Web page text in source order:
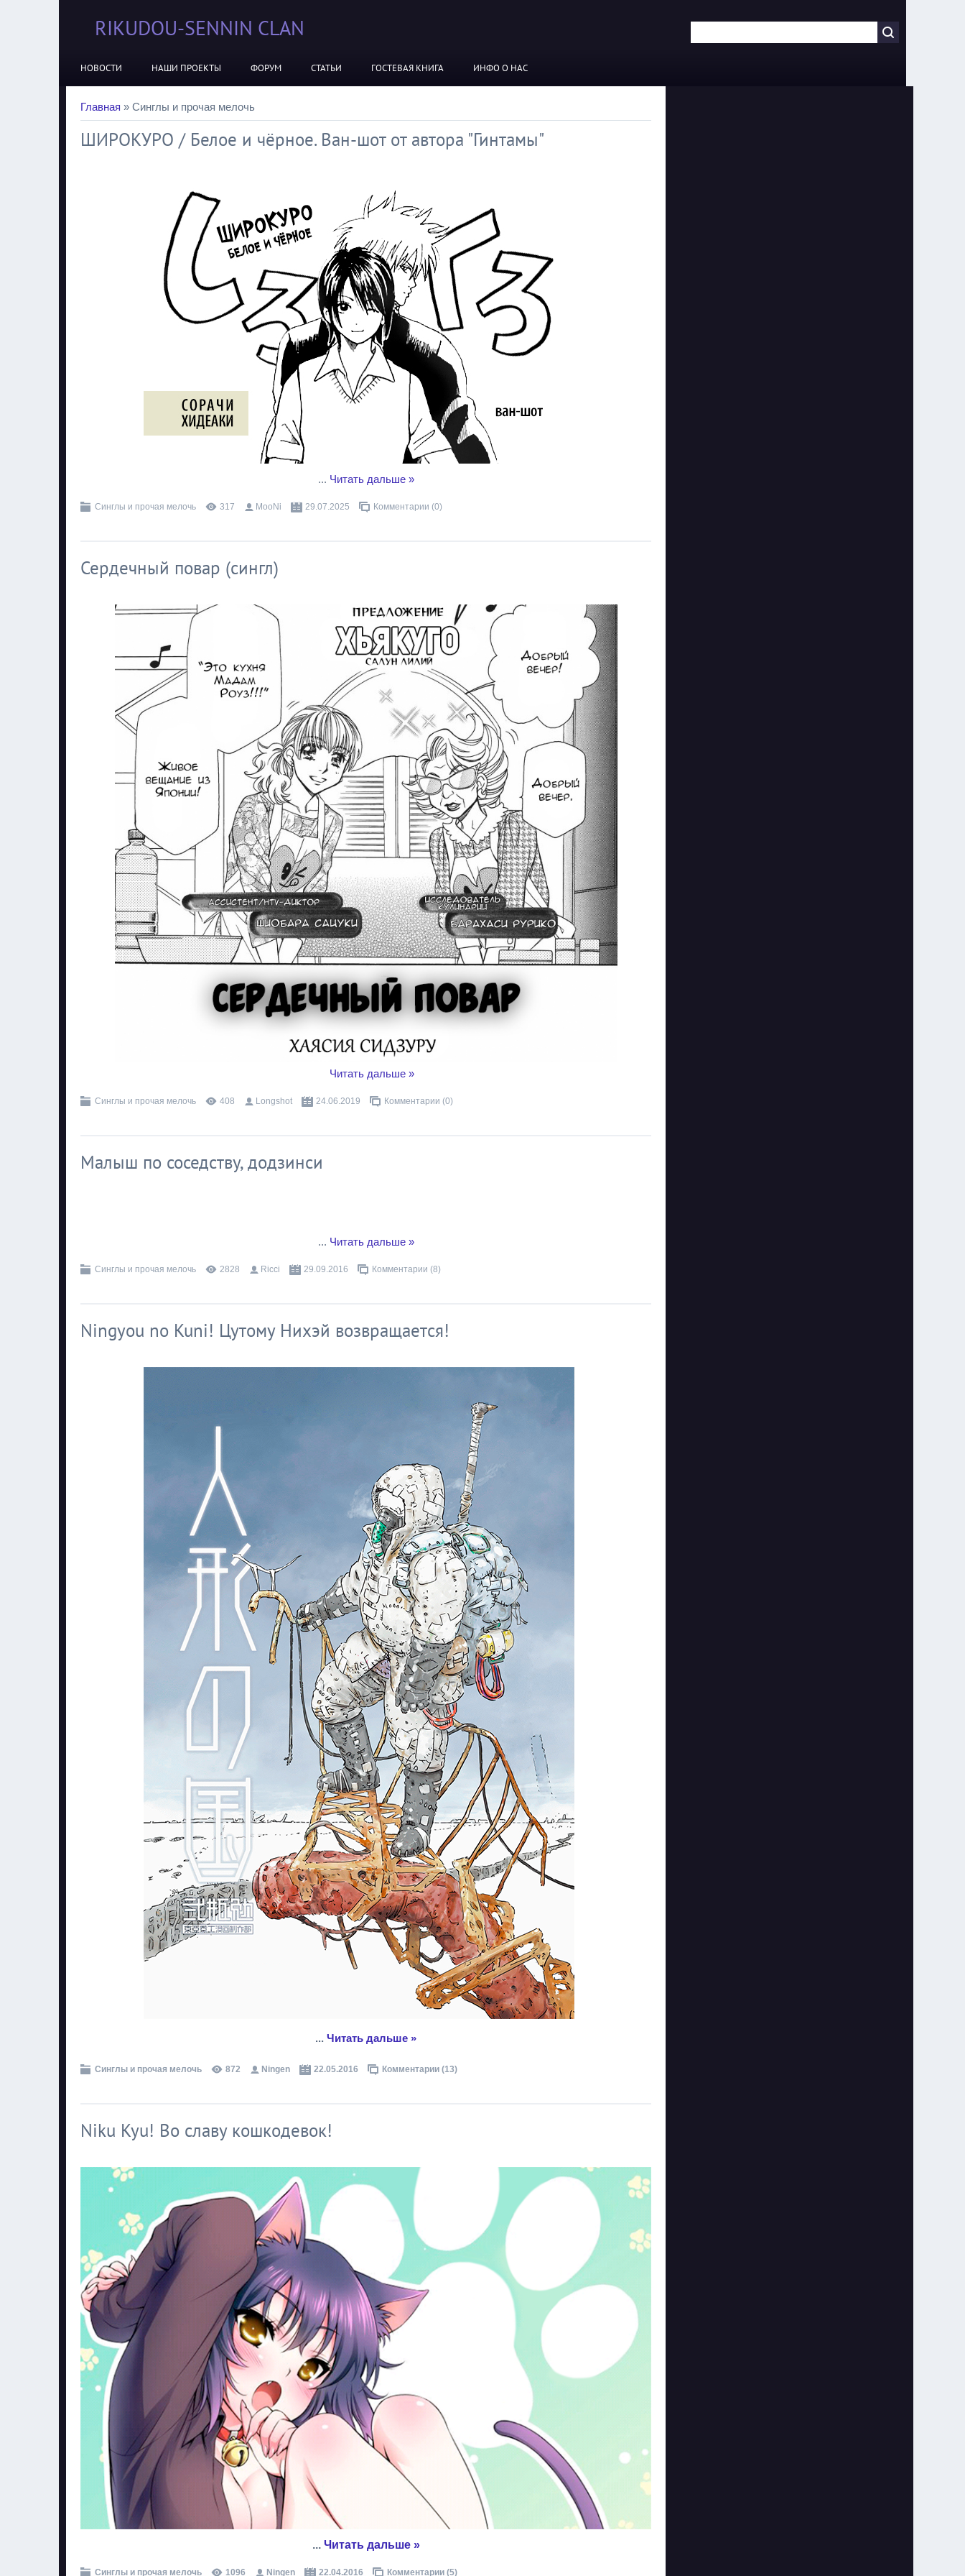
RIKUDOU-SENNIN CLAN
НОВОСТИ НАШИ ПРОЕКТЫ ФОРУМ СТАТЬИ ГОСТЕВАЯ КНИГА ИНФО О НАС
Главная » Синглы и прочая мелочь
ШИРОКУРО / Белое и чёрное. Ван-шот от автора "Гинтамы"
... Читать дальше »
Синглы и прочая мелочь 317 MooNi 29.07.2025 Комментарии (0)
Сердечный повар (сингл)
Читать дальше »
Синглы и прочая мелочь 408 Longshot 24.06.2019 Комментарии (0)
Малыш по соседству, додзинси
... Читать дальше »
Синглы и прочая мелочь 2828 Ricci 29.09.2016 Комментарии (8)
Ningyou no Kuni! Цутому Нихэй возвращается!
... Читать дальше »
Синглы и прочая мелочь 872 Ningen 22.05.2016 Комментарии (13)
Niku Kyu! Во славу кошкодевок!
... Читать дальше »
Синглы и прочая мелочь 1096 Ningen 22.04.2016 Комментарии (5)